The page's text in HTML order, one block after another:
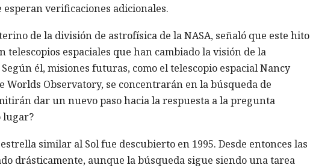
verificaciones adicionales.
de la división de astrofísica de la NASA, señaló que este hito
telescopios espaciales que han cambiado la visión de la
él, misiones futuras, como el telescopio espacial Nancy
Worlds Observatory, se concentrarán en la búsqueda de
dar un nuevo paso hacia la respuesta a la pregunta
lugar?
similar al Sol fue descubierto en 1995. Desde entonces las
drásticamente, aunque la búsqueda sigue siendo una tarea